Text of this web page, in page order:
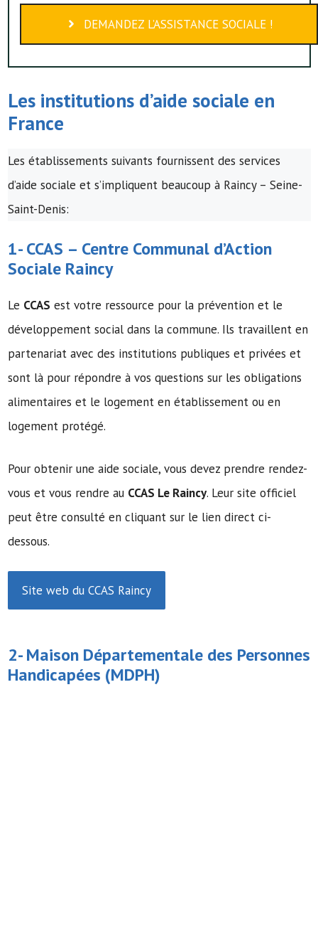
DEMANDEZ L’ASSISTANCE SOCIALE !
Les institutions d’aide sociale en
France
Les établissements suivants fournissent des services
d’aide sociale et s’impliquent beaucoup à Raincy – Seine-
Saint-Denis:
1-CCAS – Centre Communal d’Action
Sociale Raincy
Le CCAS est votre ressource pour la prévention et le
développement social dans la commune. Ils travaillent en
partenariat avec des institutions publiques et privées et
sont là pour répondre à vos questions sur les obligations
alimentaires et le logement en établissement ou en
logement protégé.
Pour obtenir une aide sociale, vous devez prendre rendez-
vous et vous rendre au CCAS Le Raincy. Leur site officiel
peut être consulté en cliquant sur le lien direct ci-
dessous.
Site web du CCAS Raincy
2-Maison Départementale des Personnes
Handicapées (MDPH)